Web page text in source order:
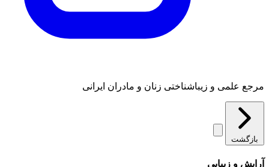
مرجع علمی و زیباشناختی زنان و مادران ایرانی
بازگشت
آرایش و زیبایی